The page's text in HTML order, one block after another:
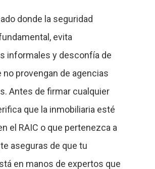
donde la seguridad
evita
informales y desconfía de
provengan de agencias
Antes de firmar cualquier
que la inmobiliaria esté
el RAIC o que pertenezca a
te aseguras de que tu
en manos de expertos que